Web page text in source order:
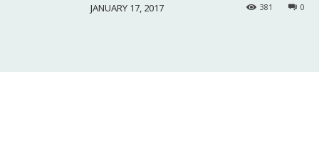
JANUARY 17, 2017 0
381